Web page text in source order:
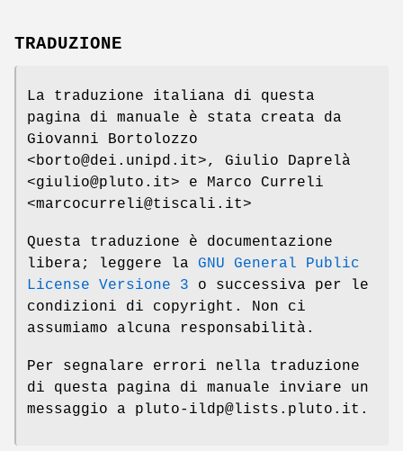
TRADUZIONE
La traduzione italiana di questa
pagina di manuale è stata creata da
Giovanni Bortolozzo
<borto@dei.unipd.it>, Giulio Daprelà
<giulio@pluto.it> e Marco Curreli
<marcocurreli@tiscali.it>
Questa traduzione è documentazione
libera; leggere la GNU General Public
License Versione 3 o successiva per le
condizioni di copyright. Non ci
assumiamo alcuna responsabilità.
Per segnalare errori nella traduzione
di questa pagina di manuale inviare un
messaggio a pluto-ildp@lists.pluto.it.